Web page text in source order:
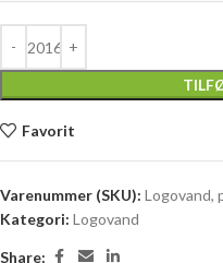
Favorit
Varenummer (SKU): Logovand,
Kategori: Logovand
Share: